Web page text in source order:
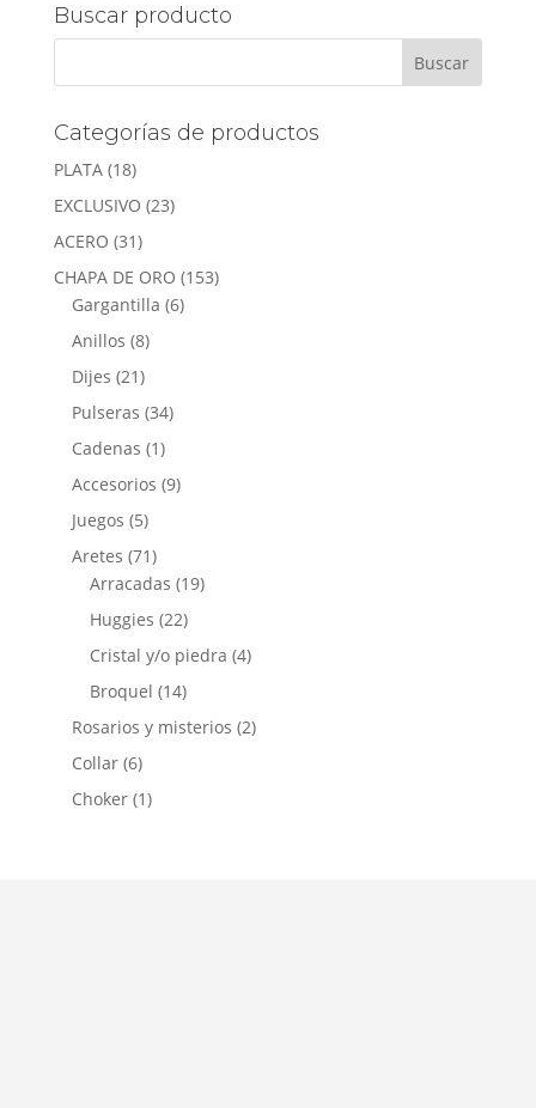
Buscar producto
Categorías de productos
PLATA (18)
EXCLUSIVO (23)
ACERO (31)
CHAPA DE ORO (153)
Gargantilla (6)
Anillos (8)
Dijes (21)
Pulseras (34)
Cadenas (1)
Accesorios (9)
Juegos (5)
Aretes (71)
Arracadas (19)
Huggies (22)
Cristal y/o piedra (4)
Broquel (14)
Rosarios y misterios (2)
Collar (6)
Choker (1)